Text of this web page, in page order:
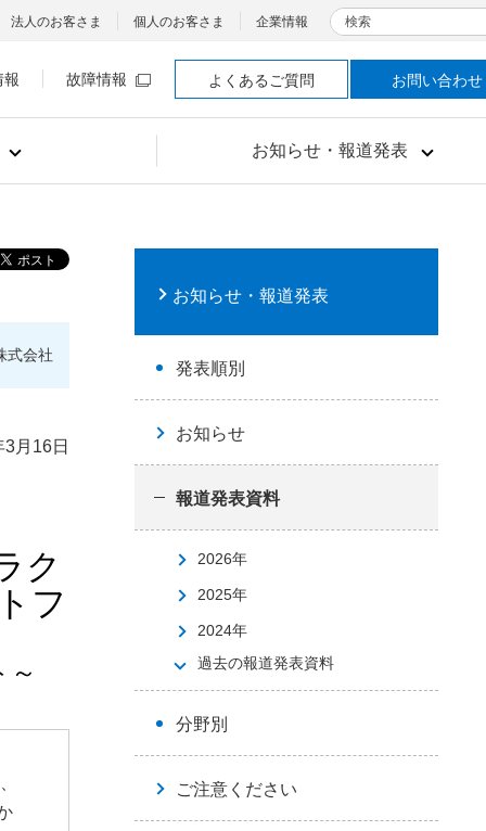
お知らせ・報道発表
法人のお客さま 個人のお客さま 企業情報 検索
報 故障情報 よくあるご質問 お問い合わせ
式会社
月16日
ク
フ
お知らせ・報道発表
発表順別
お知らせ
報道発表資料
2026年
2025年
2024年
過去の報道発表資料
分野別
ご注意ください